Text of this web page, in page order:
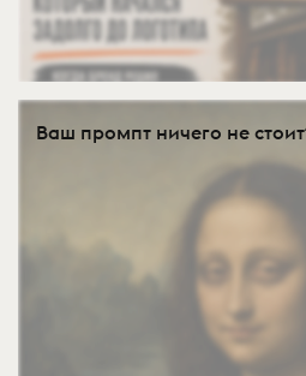
Ваш промпт ничего не